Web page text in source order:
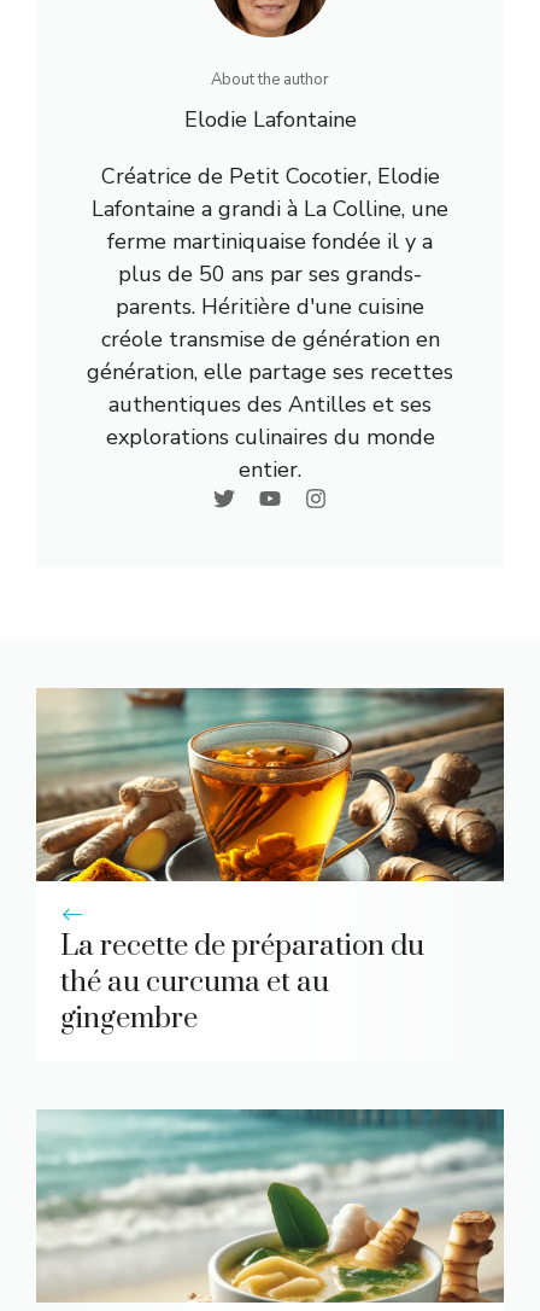
About the author
Elodie Lafontaine
Créatrice de Petit Cocotier, Elodie
Lafontaine a grandi à La Colline, une
ferme martiniquaise fondée il y a
plus de 50 ans par ses grands-
parents. Héritière d'une cuisine
créole transmise de génération en
génération, elle partage ses recettes
authentiques des Antilles et ses
explorations culinaires du monde
entier.
La recette de préparation du
thé au curcuma et au
gingembre